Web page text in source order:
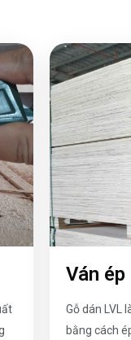
Ván ép
Gỗ dán LVL
bằng cách